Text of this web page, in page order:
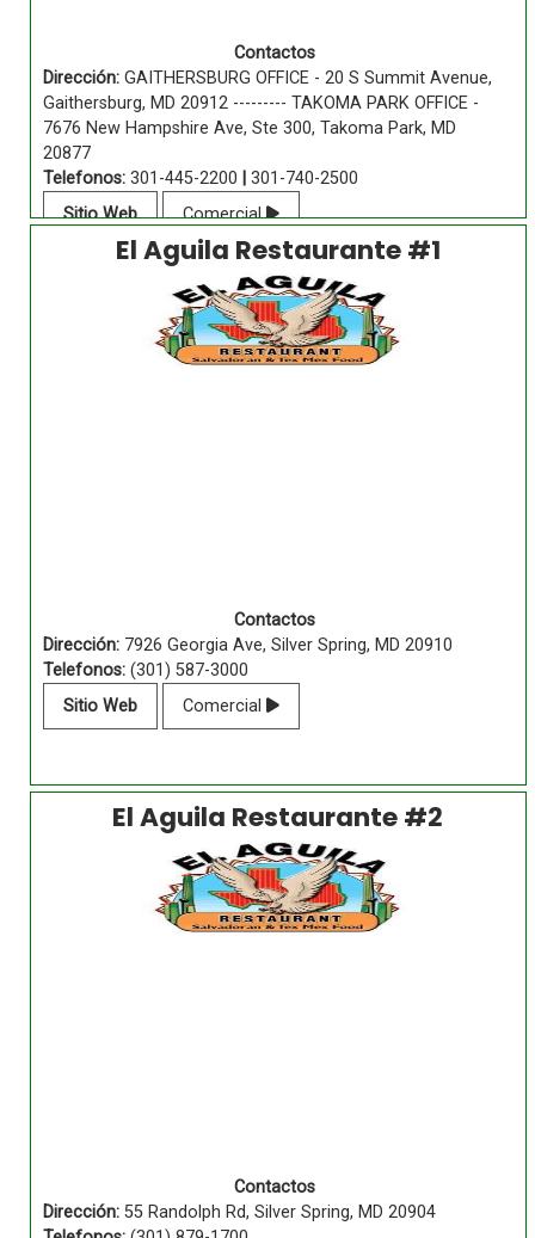
Contactos
Dirección:GAITHERSBURG OFFICE - 20 S Summit Avenue,
Gaithersburg, MD 20912 --------- TAKOMA PARK OFFICE -
7676 New Hampshire Ave, Ste 300, Takoma Park, MD
20877
Telefonos:301-445-2200
301-740-2500
Sitio Web
Comercial
El Aguila Restaurante #1
Contactos
Dirección:7926 Georgia Ave, Silver Spring, MD 20910
Telefonos:(301) 587-3000
Sitio Web
Comercial
El Aguila Restaurante #2
Contactos
Dirección:55 Randolph Rd, Silver Spring, MD 20904